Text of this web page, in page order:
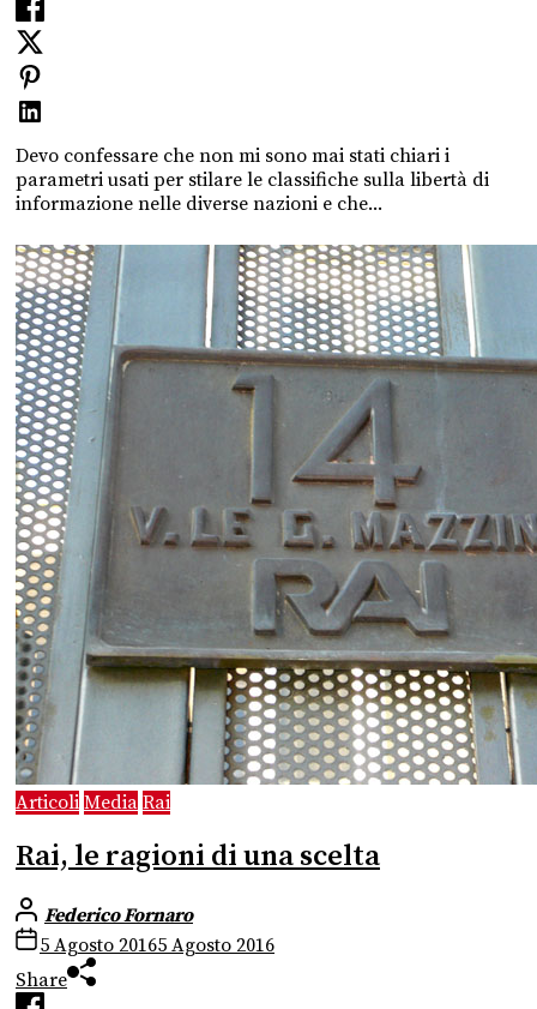
Devo confessare che non mi sono mai stati chiari i
parametri usati per stilare le classifiche sulla libertà di
informazione nelle diverse nazioni e che...
Articoli Media Rai
Rai, le ragioni di una scelta
Federico Fornaro
5 Agosto 20165 Agosto 2016
Share